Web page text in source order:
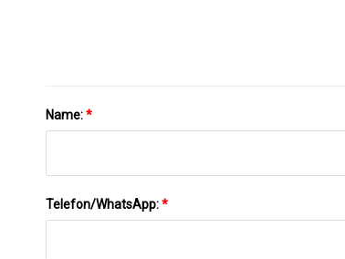
Name:*
Telefon/WhatsApp:*